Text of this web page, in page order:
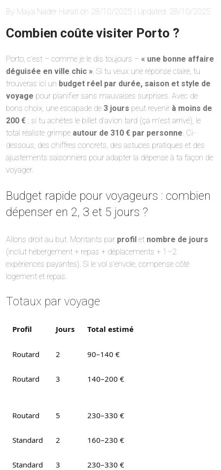
By Maya Nader Harati on 28/10/2025 | Updated: 28/10/2025
Combien coûte visiter Porto ?
Porto, c’est – comme je le dis toujours – « une bonne affaire
déguisée en ville chic » . Si tu veux une réponse claire, tu
trouveras ici un budget réel par durée, saison et style de
voyage pour planifier sans mauvaises surprises. Avec de
bons choix, une escapade de 3 jours peut revenir à moins de
200 € ; si tu achètes le billet d’avion tard (ça m’est arrivé), le
total réaliste grimpe autour de 310 € par personne . Ci-
dessous, des chiffres concrets, des astuces pratiques et des
ajustements saisonniers pour adapter la dépense à ta façon de
voyager.
Budget rapide pour voyageurs : combien
dépenser en 2, 3 et 5 jours ?
Allons droit au but. Montants par profil et nombre de jours
(inclut hébergement + repas + déplacements + 1–2
expériences payantes). Si le vol s’envole, compense côté
logement et repas.
Totaux par voyage
Profil Jours Total estimé
Routard 2 90–140 €
Routard 3 140–200 €
Routard 5 230–330 €
Standard 2 160–230 €
Standard 3 230–330 €